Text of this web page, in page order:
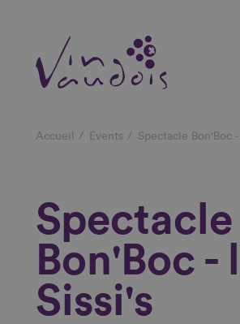
content
Breadcrumb
Accueil Events Spectacle Bon'Boc -
Spectacle
Bon'Boc -
Sissi's